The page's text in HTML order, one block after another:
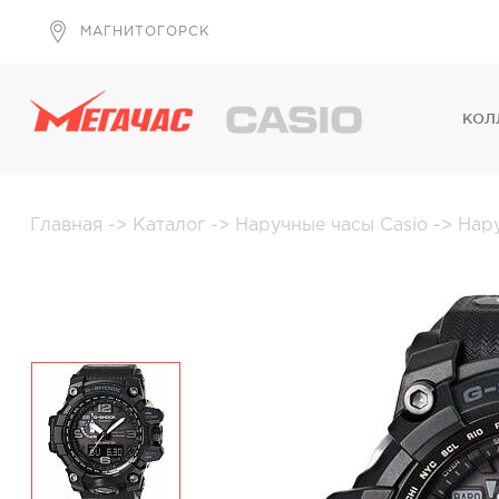
МАГНИТОГОРСК
Главная -> Каталог -> Наручные часы Casio ->